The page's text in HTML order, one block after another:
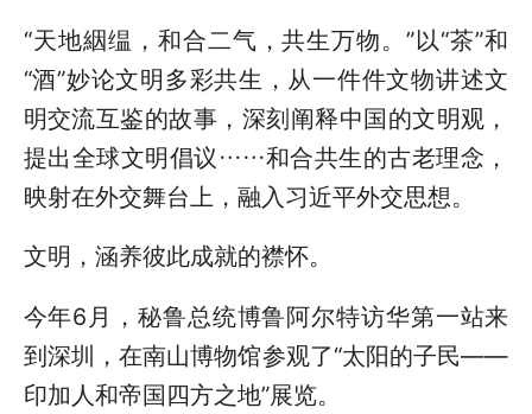
“天地絪缊，和合二气，共生万物。”以“茶”和
“酒”妙论文明多彩共生，从一件件文物讲述文
明交流互鉴的故事，深刻阐释中国的文明观，
提出全球文明倡议……和合共生的古老理念，
映射在外交舞台上，融入习近平外交思想。
文明，涵养彼此成就的襟怀。
今年6月，秘鲁总统博鲁阿尔特访华第一站来
到深圳，在南山博物馆参观了“太阳的子民——
印加人和帝国四方之地”展览。